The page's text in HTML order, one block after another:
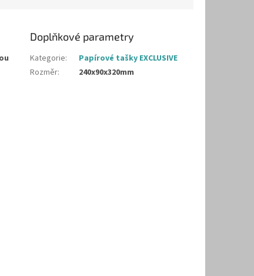
Doplňkové parametry
Kategorie:
Papírové tašky EXCLUSIVE
Rozměr: 240x90x320mm